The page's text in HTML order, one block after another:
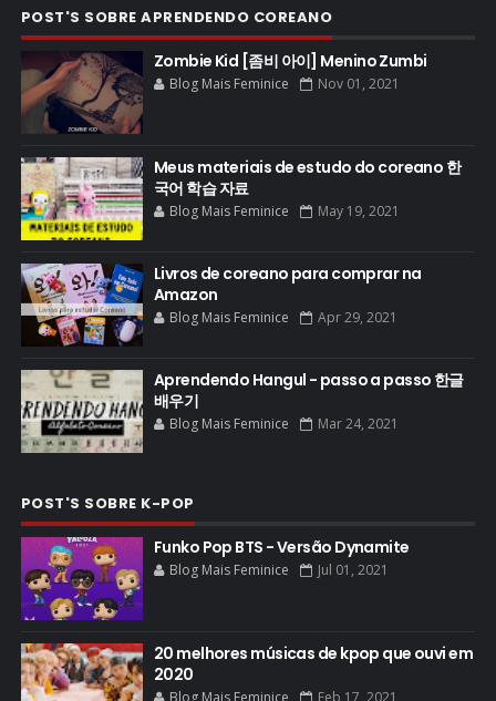
POST'S SOBRE APRENDENDO COREANO
Zombie Kid [좀비 아이] Menino Zumbi
Blog Mais Feminice Nov 01, 2021
Meus materiais de estudo do coreano 한
국어 학습 자료
Blog Mais Feminice May 19, 2021
Livros de coreano para comprar na
Amazon
Blog Mais Feminice Apr 29, 2021
Aprendendo Hangul - passo a passo 한글
배우기
Blog Mais Feminice Mar 24, 2021
POST'S SOBRE K-POP
Funko Pop BTS - Versão Dynamite
Blog Mais Feminice Jul 01, 2021
20 melhores músicas de kpop que ouvi em
2020
Blog Mais Feminice Feb 17, 2021